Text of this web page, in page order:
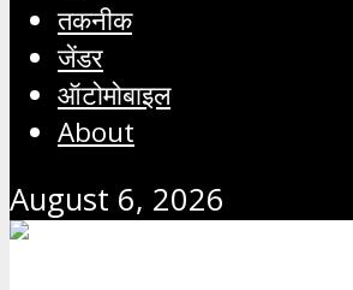
तकनीक
जेंडर
ऑटोमोबाइल
About
August 6, 2026